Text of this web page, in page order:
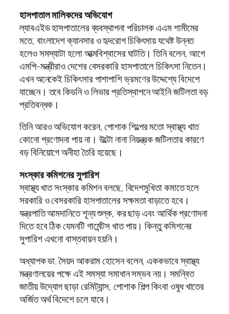
হাসপাতাল মালিকদের অভিযোগ
ল্যাবএইড হাসপাতালের ব্যবস্থাপনা পরিচালক এএম শামীমের
মতে, বাংলাদেশ ক্যানসার ও হৃদরোগ চিকিৎসায় যথেষ্ট উন্নত
হলেও সমস্যাটা হলো আত্মবিশ্বাসের ঘাটতি। তিনি বলেন, আগে
এমপি-মন্ত্রীরাও দেশের বেসরকারি হাসপাতালে চিকিৎসা নিতেন।
এখন অনেকেই চিকিৎসার পাশাপাশি ভ্রমণের উদ্দেশ্যে বিদেশে
যাচ্ছেন। তবে কিডনি ও লিভার প্রতিস্থাপনে আইনি জটিলতা বড়
প্রতিবন্ধক।
তিনি আরও অভিযোগ করেন, পোশাক শিল্পের মতো স্বাস্থ্য খাত
কোনো প্রণোদনা পায় না। উল্টো নানা নিয়ন্ত্রক জটিলতার কারণে
বড় বিনিয়োগে অনীহা তৈরি হয়েছে।
সংস্কার কমিশনের সুপারিশ
স্বাস্থ্য খাত সংস্কার কমিশন বলছে, বিদেশমুখিতা কমাতে হলে
সরকারি ও বেসরকারি হাসপাতালের সক্ষমতা বাড়াতে হবে।
যন্ত্রপাতি আমদানিতে শূন্য শুল্ক, কর ছাড় এবং আর্থিক প্রণোদনা
দিতে হবে ঠিক যেমনটি গার্মেন্টস খাত পায়। কিন্তু কমিশনের
সুপারিশ এখনো বাস্তবায়ন হয়নি।
অধ্যাপক ডা. সৈয়দ আকরাম হোসেন বলেন, এককভাবে স্বাস্থ্য
মন্ত্রণালয়ের পক্ষে এই সমস্যা সমাধান সম্ভব নয়। সমন্বিত
জাতীয় উদ্যোগ ছাড়া রেমিট্যান্স, পোশাক শিল্প কিংবা ওষুধ খাতের
অর্জিত অর্থ বিদেশে চলে যাবে।